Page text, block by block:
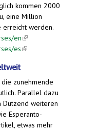
kommen 2000
eine Million
erreicht werden.
en(link is
external)
es(link is
zunehmende
Parallel dazu
Dutzend weiteren
Esperanto-
etwas mehr